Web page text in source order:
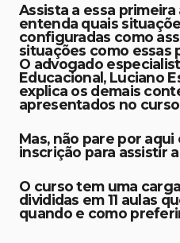
Assista a essa
entenda quais
configuradas como
situações como essas
O advogado
Educacional, Luciano
explica os demais
apresentados no
Mas, não pare por aqui
inscrição para assistir
O curso tem uma
divididas em 11 aulas
quando e como